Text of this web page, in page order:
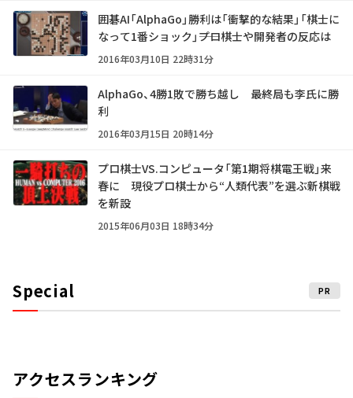
囲碁AI「AlphaGo」勝利は「衝撃的な結果」「棋士に
なって1番ショック」――プロ棋士や開発者の反応は
2016年03月10日 22時31分
AlphaGo、4勝1敗で勝ち越し 最終局も李氏に勝
利
2016年03月15日 20時14分
プロ棋士VS.コンピュータ「第1期将棋電王戦」来
春に 現役プロ棋士から“人類代表”を選ぶ新棋戦
を新設
2015年06月03日 18時34分
Special PR
アクセスランキング